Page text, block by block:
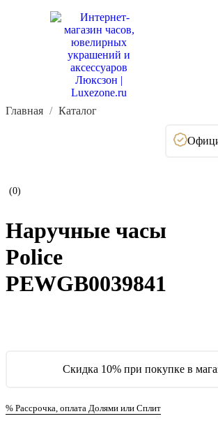
Главная Каталог
(0)
Скидка 10% при покупке в
% Рассрочка, оплата Долями или Сплит
Наручные часы
Police
PEWGB0039841